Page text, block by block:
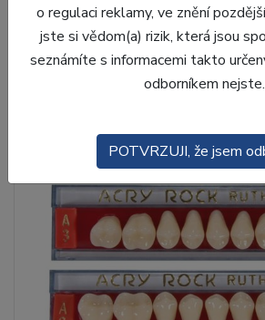
o regulaci reklamy, ve znění
jste si vědom(a) rizik, která jsou
seznámíte s informacemi takto
odborníkem nejste.
POTVRZUJI, že jsem